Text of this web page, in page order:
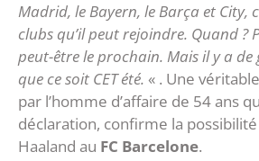
Madrid, le Bayern, le Barça et City,
clubs qu’il peut rejoindre. Quand ?
peut-être le prochain. Mais il y a de
que ce soit CET été. « . Une
par l’homme d’affaire de 54 ans
déclaration, confirme la possibilité
Haaland au FC Barcelone.